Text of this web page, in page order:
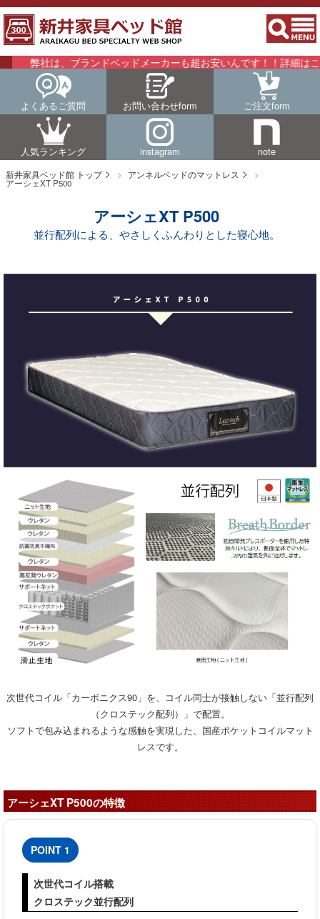
社は、ブランドベッドメーカーも超お安いんです！！詳細はこちら
よくあるご質問 お問い合わせform ご注文form
人気ランキング instagram note
新井家具ベッド館 トップ アンネルベッドのマットレス
アーシェXT P500
アーシェXT P500
並行配列による、やさしくふんわりとした寝心地。
次世代コイル「カーボニクス90」を、コイル同士が接触しない「並行配列
（クロステック配列）」で配置。
ソフトで包み込まれるような感触を実現した、国産ポケットコイルマット
レスです。
アーシェXT P500の特徴
POINT 1
次世代コイル搭載
クロステック並行配列